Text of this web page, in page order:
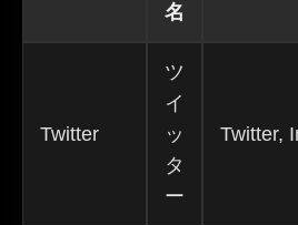
名
Twitter
ツ
イ
ッ
タ
ー
Twitter,